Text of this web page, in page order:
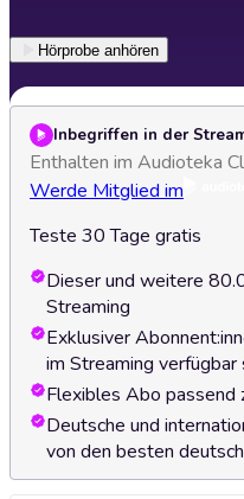
Hörprobe anhören
Inbegriffen in der
Enthalten im Audioteka
Werde Mitglied im
Teste 30 Tage gratis
Dieser und weitere
Streaming
Exklusiver
im Streaming verfügbar
Flexibles Abo passend
Deutsche und
von den besten